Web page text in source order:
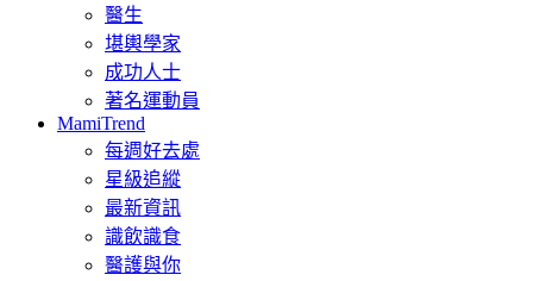
醫生
堪輿學家
成功人士
著名運動員
MamiTrend
每週好去處
星級追縱
最新資訊
識飲識食
醫護與你